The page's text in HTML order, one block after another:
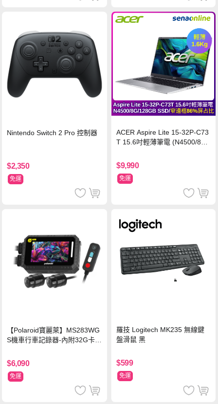
Nintendo Switch 2 Pro 控制器
$2,350
免運
ACER Aspire Lite 15-32P-C73
T 15.6吋輕薄筆電 (N4500/8G/
$9,990
免運
【Polaroid寶麗萊】MS283WG
S機車行車記錄器-內附32G卡
$6,090
免運
羅技 Logitech MK235 無線鍵
盤滑鼠 黑
$599
免運